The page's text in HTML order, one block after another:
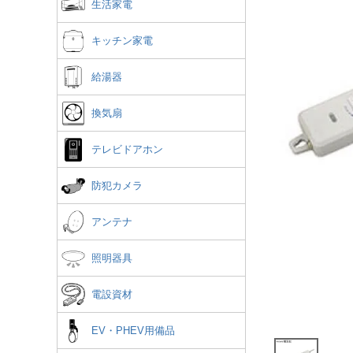
生活家電
キッチン家電
給湯器
換気扇
テレビドアホン
防犯カメラ
アンテナ
照明器具
電設資材
EV・PHEV用備品